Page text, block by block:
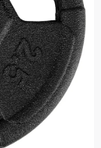
Kontakt